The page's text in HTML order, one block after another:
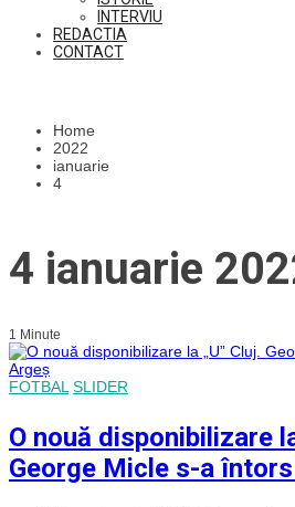
INTERVIU
REDACTIA
CONTACT
Home
2022
ianuarie
4
4 ianuarie
1 Minute
FOTBAL SLIDER
O nouă disponibilizare
George Micle s-a